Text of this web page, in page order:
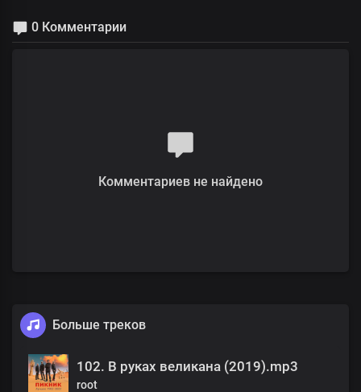
0 Комментарии
Комментариев не найдено
Больше треков
102. В руках великана (2019).mp3
root